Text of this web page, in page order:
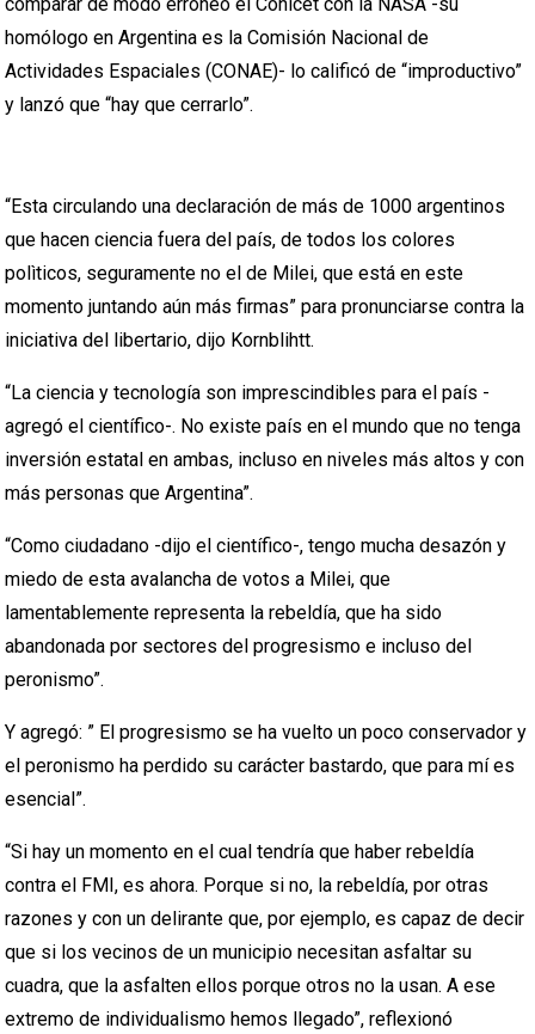
homólogo en Argentina es la Comisión Nacional de
Actividades Espaciales (CONAE)- lo calificó de “improductivo”
y lanzó que “hay que cerrarlo”.
“Esta circulando una declaración de más de 1000 argentinos
que hacen ciencia fuera del país, de todos los colores
polìticos, seguramente no el de Milei, que está en este
momento juntando aún más firmas” para pronunciarse contra la
iniciativa del libertario, dijo Kornblihtt.
“La ciencia y tecnología son imprescindibles para el país -
agregó el científico-. No existe país en el mundo que no tenga
inversión estatal en ambas, incluso en niveles más altos y con
más personas que Argentina”.
“Como ciudadano -dijo el científico-, tengo mucha desazón y
miedo de esta avalancha de votos a Milei, que
lamentablemente representa la rebeldía, que ha sido
abandonada por sectores del progresismo e incluso del
peronismo”.
Y agregó: ” El progresismo se ha vuelto un poco conservador y
el peronismo ha perdido su carácter bastardo, que para mí es
esencial”.
“Si hay un momento en el cual tendría que haber rebeldía
contra el FMI, es ahora. Porque si no, la rebeldía, por otras
razones y con un delirante que, por ejemplo, es capaz de decir
que si los vecinos de un municipio necesitan asfaltar su
cuadra, que la asfalten ellos porque otros no la usan. A ese
extremo de individualismo hemos llegado”, reflexionó